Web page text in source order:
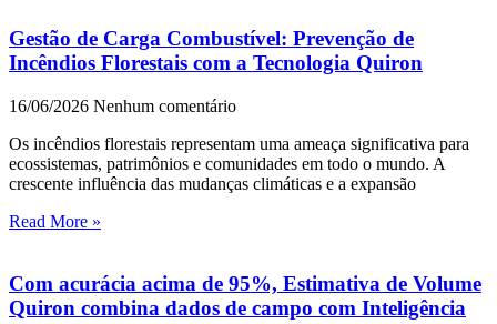
Gestão de Carga Combustível: Prevenção de
Incêndios Florestais com a Tecnologia Quiron
16/06/2026 Nenhum comentário
Os incêndios florestais representam uma ameaça significativa para
ecossistemas, patrimônios e comunidades em todo o mundo. A
crescente influência das mudanças climáticas e a expansão
Read More »
Com acurácia acima de 95%, Estimativa de Volume
Quiron combina dados de campo com Inteligência